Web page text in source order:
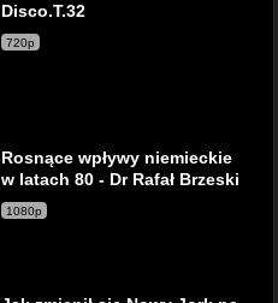
Disco.T.32
720p
Rosnące wpływy niemieckie
w latach 80 - Dr Rafał Brzeski
1080p